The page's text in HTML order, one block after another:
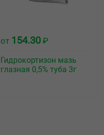
от 154.30 ₽
Гидрокортизон мазь
глазная 0,5% туба 3г